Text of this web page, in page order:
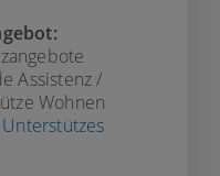
Assistenz /
Wohnen